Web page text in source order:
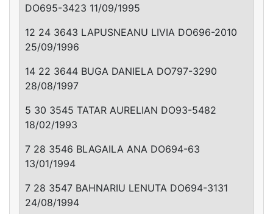
DO695-3423 11/09/1995
12 24 3643 LAPUSNEANU LIVIA DO696-2010
25/09/1996
14 22 3644 BUGA DANIELA DO797-3290
28/08/1997
5 30 3545 TATAR AURELIAN DO93-5482
18/02/1993
7 28 3546 BLAGAILA ANA DO694-63
13/01/1994
7 28 3547 BAHNARIU LENUTA DO694-3131
24/08/1994